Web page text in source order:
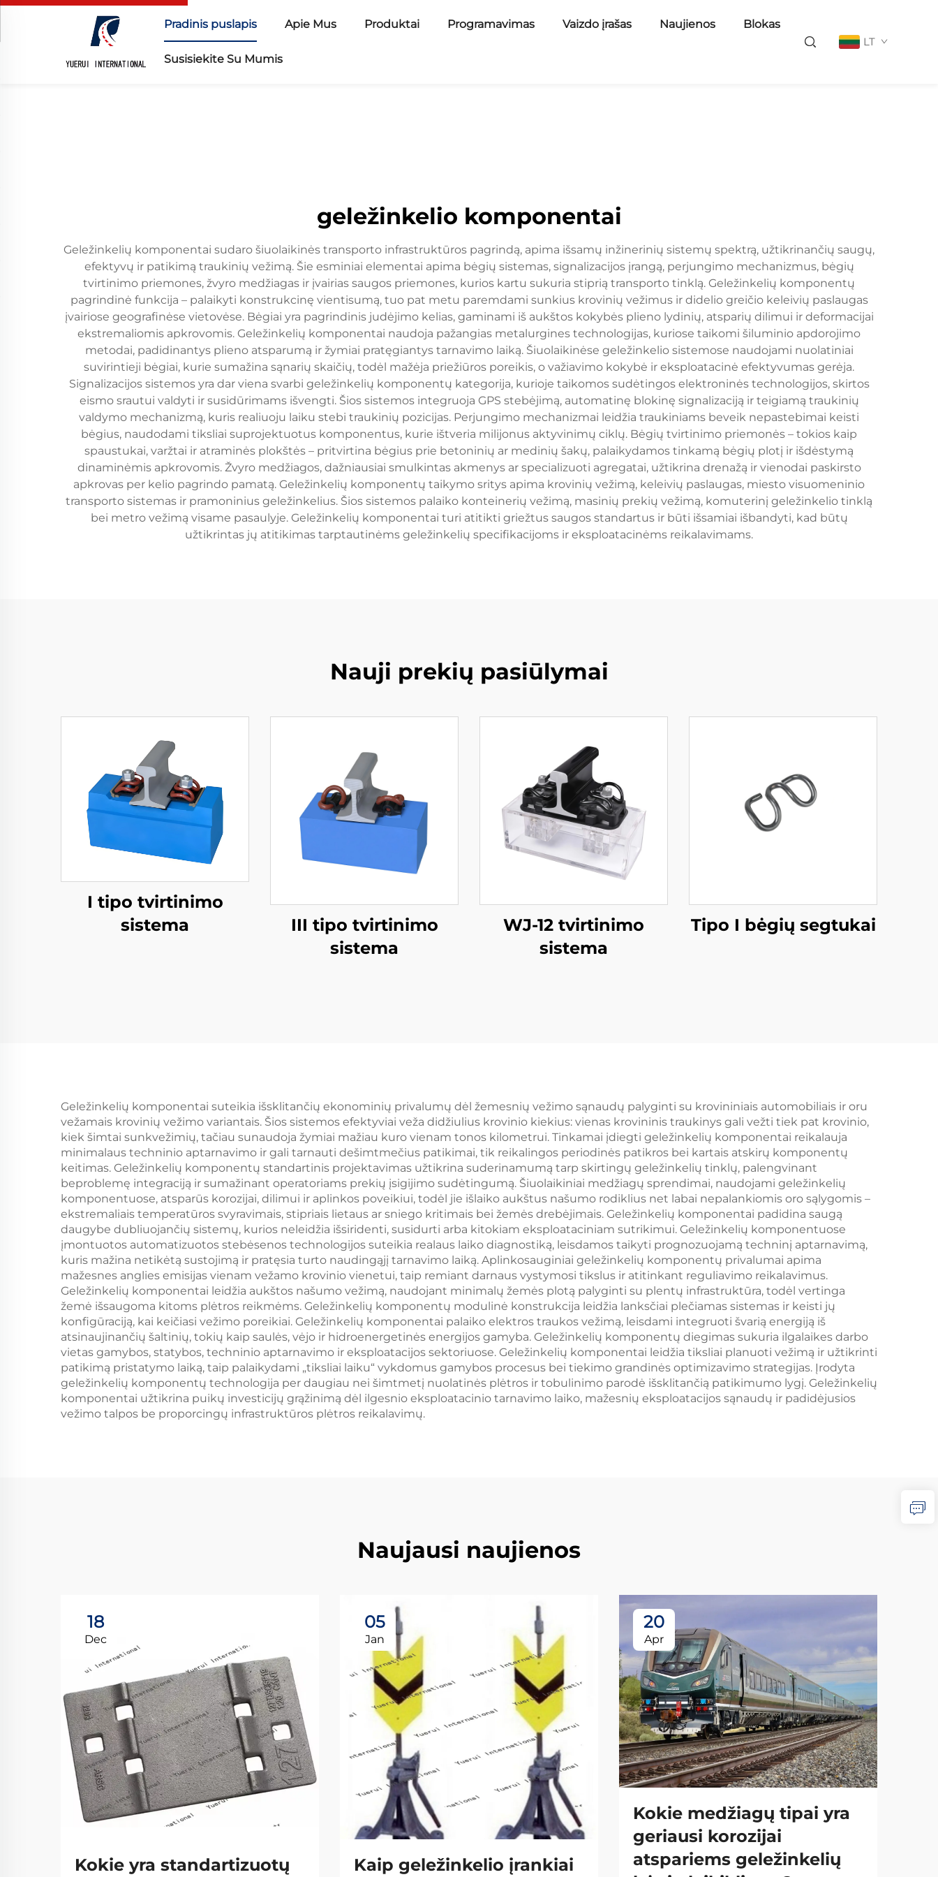
Pradinis puslapis Apie Mus Produktai Programavimas Vaizdo įrašas Naujienos Blokas
Susisiekite Su Mumis
LT
geležinkelio komponentai
Geležinkelių komponentai sudaro šiuolaikinės transporto infrastruktūros pagrindą, apima išsamų inžinerinių sistemų spektrą, užtikrinančių saugų,
efektyvų ir patikimą traukinių vežimą. Šie esminiai elementai apima bėgių sistemas, signalizacijos įrangą, perjungimo mechanizmus, bėgių
tvirtinimo priemones, žvyro medžiagas ir įvairias saugos priemones, kurios kartu sukuria stiprią transporto tinklą. Geležinkelių komponentų
pagrindinė funkcija – palaikyti konstrukcinę vientisumą, tuo pat metu paremdami sunkius krovinių vežimus ir didelio greičio keleivių paslaugas
įvairiose geografinėse vietovėse. Bėgiai yra pagrindinis judėjimo kelias, gaminami iš aukštos kokybės plieno lydinių, atsparių dilimui ir deformacijai
ekstremaliomis apkrovomis. Geležinkelių komponentai naudoja pažangias metalurgines technologijas, kuriose taikomi šiluminio apdorojimo
metodai, padidinantys plieno atsparumą ir žymiai pratęgiantys tarnavimo laiką. Šiuolaikinėse geležinkelio sistemose naudojami nuolatiniai
suvirintieji bėgiai, kurie sumažina sąnarių skaičių, todėl mažėja priežiūros poreikis, o važiavimo kokybė ir eksploatacinė efektyvumas gerėja.
Signalizacijos sistemos yra dar viena svarbi geležinkelių komponentų kategorija, kurioje taikomos sudėtingos elektroninės technologijos, skirtos
eismo srautui valdyti ir susidūrimams išvengti. Šios sistemos integruoja GPS stebėjimą, automatinę blokinę signalizaciją ir teigiamą traukinių
valdymo mechanizmą, kuris realiuoju laiku stebi traukinių pozicijas. Perjungimo mechanizmai leidžia traukiniams beveik nepastebimai keisti
bėgius, naudodami tiksliai suprojektuotus komponentus, kurie ištveria milijonus aktyvinimų ciklų. Bėgių tvirtinimo priemonės – tokios kaip
spaustukai, varžtai ir atraminės plokštės – pritvirtina bėgius prie betoninių ar medinių šakų, palaikydamos tinkamą bėgių plotį ir išdėstymą
dinaminėmis apkrovomis. Žvyro medžiagos, dažniausiai smulkintas akmenys ar specializuoti agregatai, užtikrina drenažą ir vienodai paskirsto
apkrovas per kelio pagrindo pamatą. Geležinkelių komponentų taikymo sritys apima krovinių vežimą, keleivių paslaugas, miesto visuomeninio
transporto sistemas ir pramoninius geležinkelius. Šios sistemos palaiko konteinerių vežimą, masinių prekių vežimą, komuterinį geležinkelio tinklą
bei metro vežimą visame pasaulyje. Geležinkelių komponentai turi atitikti griežtus saugos standartus ir būti išsamiai išbandyti, kad būtų
užtikrintas jų atitikimas tarptautinėms geležinkelių specifikacijoms ir eksploatacinėms reikalavimams.
Nauji prekių pasiūlymai
I tipo tvirtinimo
sistema
III tipo tvirtinimo
sistema
WJ-12 tvirtinimo
sistema
Tipo I bėgių segtukai
Geležinkelių komponentai suteikia išsklitančių ekonominių privalumų dėl žemesnių vežimo sąnaudų palyginti su krovininiais automobiliais ir oru
vežamais krovinių vežimo variantais. Šios sistemos efektyviai veža didžiulius krovinio kiekius: vienas krovininis traukinys gali vežti tiek pat krovinio,
kiek šimtai sunkvežimių, tačiau sunaudoja žymiai mažiau kuro vienam tonos kilometrui. Tinkamai įdiegti geležinkelių komponentai reikalauja
minimalaus techninio aptarnavimo ir gali tarnauti dešimtmečius patikimai, tik reikalingos periodinės patikros bei kartais atskirų komponentų
keitimas. Geležinkelių komponentų standartinis projektavimas užtikrina suderinamumą tarp skirtingų geležinkelių tinklų, palengvinant
beproblemę integraciją ir sumažinant operatoriams prekių įsigijimo sudėtingumą. Šiuolaikiniai medžiagų sprendimai, naudojami geležinkelių
komponentuose, atsparūs korozijai, dilimui ir aplinkos poveikiui, todėl jie išlaiko aukštus našumo rodiklius net labai nepalankiomis oro sąlygomis –
ekstremaliais temperatūros svyravimais, stipriais lietaus ar sniego kritimais bei žemės drebėjimais. Geležinkelių komponentai padidina saugą
daugybe dubliuojančių sistemų, kurios neleidžia išsiridenti, susidurti arba kitokiam eksploataciniam sutrikimui. Geležinkelių komponentuose
įmontuotos automatizuotos stebėsenos technologijos suteikia realaus laiko diagnostiką, leisdamos taikyti prognozuojamą techninį aptarnavimą,
kuris mažina netikėtą sustojimą ir pratęsia turto naudingąjį tarnavimo laiką. Aplinkosauginiai geležinkelių komponentų privalumai apima
mažesnes anglies emisijas vienam vežamo krovinio vienetui, taip remiant darnaus vystymosi tikslus ir atitinkant reguliavimo reikalavimus.
Geležinkelių komponentai leidžia aukštos našumo vežimą, naudojant minimalų žemės plotą palyginti su plentų infrastruktūra, todėl vertinga
žemė išsaugoma kitoms plėtros reikmėms. Geležinkelių komponentų modulinė konstrukcija leidžia lanksčiai plečiamas sistemas ir keisti jų
konfigūraciją, kai keičiasi vežimo poreikiai. Geležinkelių komponentai palaiko elektros traukos vežimą, leisdami integruoti švarią energiją iš
atsinaujinančių šaltinių, tokių kaip saulės, vėjo ir hidroenergetinės energijos gamyba. Geležinkelių komponentų diegimas sukuria ilgalaikes darbo
vietas gamybos, statybos, techninio aptarnavimo ir eksploatacijos sektoriuose. Geležinkelių komponentai leidžia tiksliai planuoti vežimą ir užtikrinti
patikimą pristatymo laiką, taip palaikydami „tiksliai laiku“ vykdomus gamybos procesus bei tiekimo grandinės optimizavimo strategijas. Įrodyta
geležinkelių komponentų technologija per daugiau nei šimtmetį nuolatinės plėtros ir tobulinimo parodė išsklitančią patikimumo lygį. Geležinkelių
komponentai užtikrina puikų investicijų grąžinimą dėl ilgesnio eksploatacinio tarnavimo laiko, mažesnių eksploatacijos sąnaudų ir padidėjusios
vežimo talpos be proporcingų infrastruktūros plėtros reikalavimų.
Naujausi naujienos
18
Dec
Kokie yra standartizuotų
05
Jan
Kaip geležinkelio įrankiai
20
Apr
Kokie medžiagų tipai yra
geriausi korozijai
atspariems geležinkelių